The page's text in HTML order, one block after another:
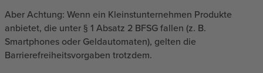
Aber Achtung: Wenn ein Kleinstunternehmen Produkte
anbietet, die unter § 1 Absatz 2 BFSG fallen (z. B.
Smartphones oder Geldautomaten), gelten die
Barrierefreiheitsvorgaben trotzdem.